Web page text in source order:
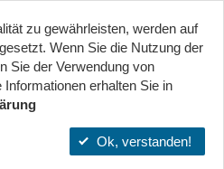
Start Projekte Orte
zu gewährleisten, werden auf
Wenn Sie die Nutzung der
Sie der Verwendung von
erhalten Sie in
Ok, verstanden!